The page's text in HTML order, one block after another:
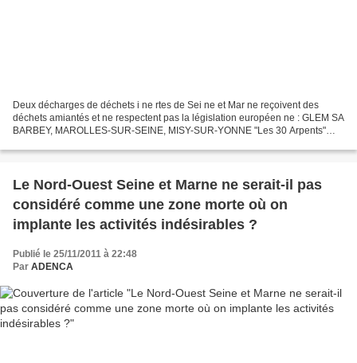
Deux décharges de déchets i ne rtes de Sei ne et Mar ne reçoivent des
déchets amiantés et ne respectent pas la législation européen ne : GLEM SA
BARBEY, MAROLLES-SUR-SEINE, MISY-SUR-YONNE "Les 30 Arpents"
marne.equipement.gouv.fr/IMG/pdf/Arrete_prefectora_BarbeyMarollesMisyl_
Le Nord-Ouest Seine et Marne ne serait-il pas
considéré comme une zone morte où on
implante les activités indésirables ?
Publié le 25/11/2011 à 22:48
Par ADENCA